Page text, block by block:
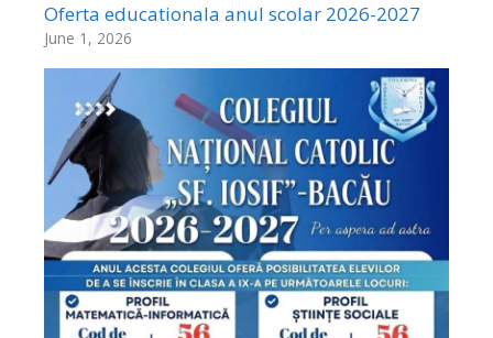
Oferta educationala anul scolar 2026-2027
June 1, 2026